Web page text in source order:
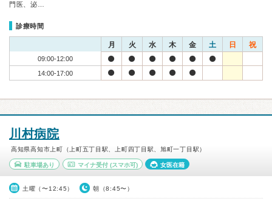
門医、泌…
診療時間
月 火 水 木 金 土 日 祝
09:00-12:00
14:00-17:00
川村病院
高知県高知市上町（上町五丁目駅、上町四丁目駅、旭町一丁目駅）
駐車場あり マイナ受付(スマホ可) 女医在籍
土曜（〜12:45） 朝（8:45〜）